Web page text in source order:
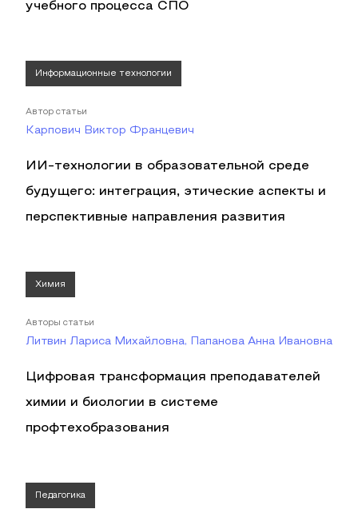
учебного процесса СПО
Информационные технологии
Автор статьи
Карпович Виктор Францевич
ИИ-технологии в образовательной среде
будущего: интеграция, этические аспекты и
перспективные направления развития
Химия
Авторы статьи
Литвин Лариса Михайловна, Папанова Анна Ивановна
Цифровая трансформация преподавателей
химии и биологии в системе
профтехобразования
Педагогика